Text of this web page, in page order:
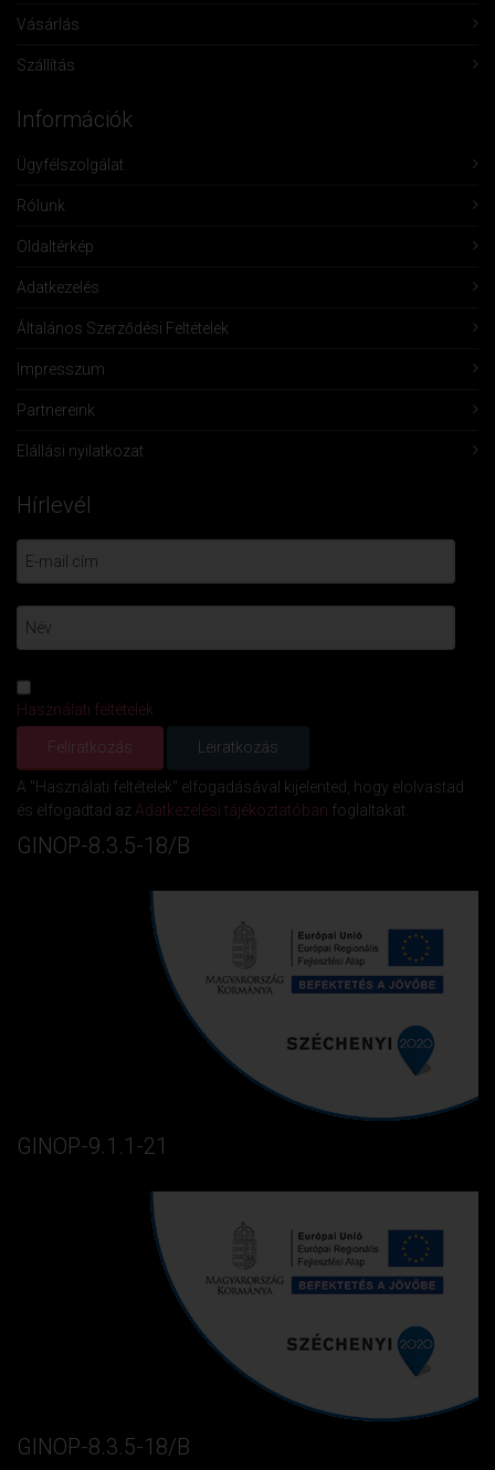
Vásárlás
Szállítás
Információk
Ügyfélszolgálat
Rólunk
Oldaltérkép
Adatkezelés
Általános Szerződési Feltételek
Impresszum
Partnereink
Elállási nyilatkozat
Hírlevél
Használati feltételek
A "Használati feltételek" elfogadásával kijelented, hogy elolvastad
és elfogadtad azAdatkezelési tájékoztatóban foglaltakat.
GINOP-8.3.5-18/B
GINOP-9.1.1-21
GINOP-8.3.5-18/B